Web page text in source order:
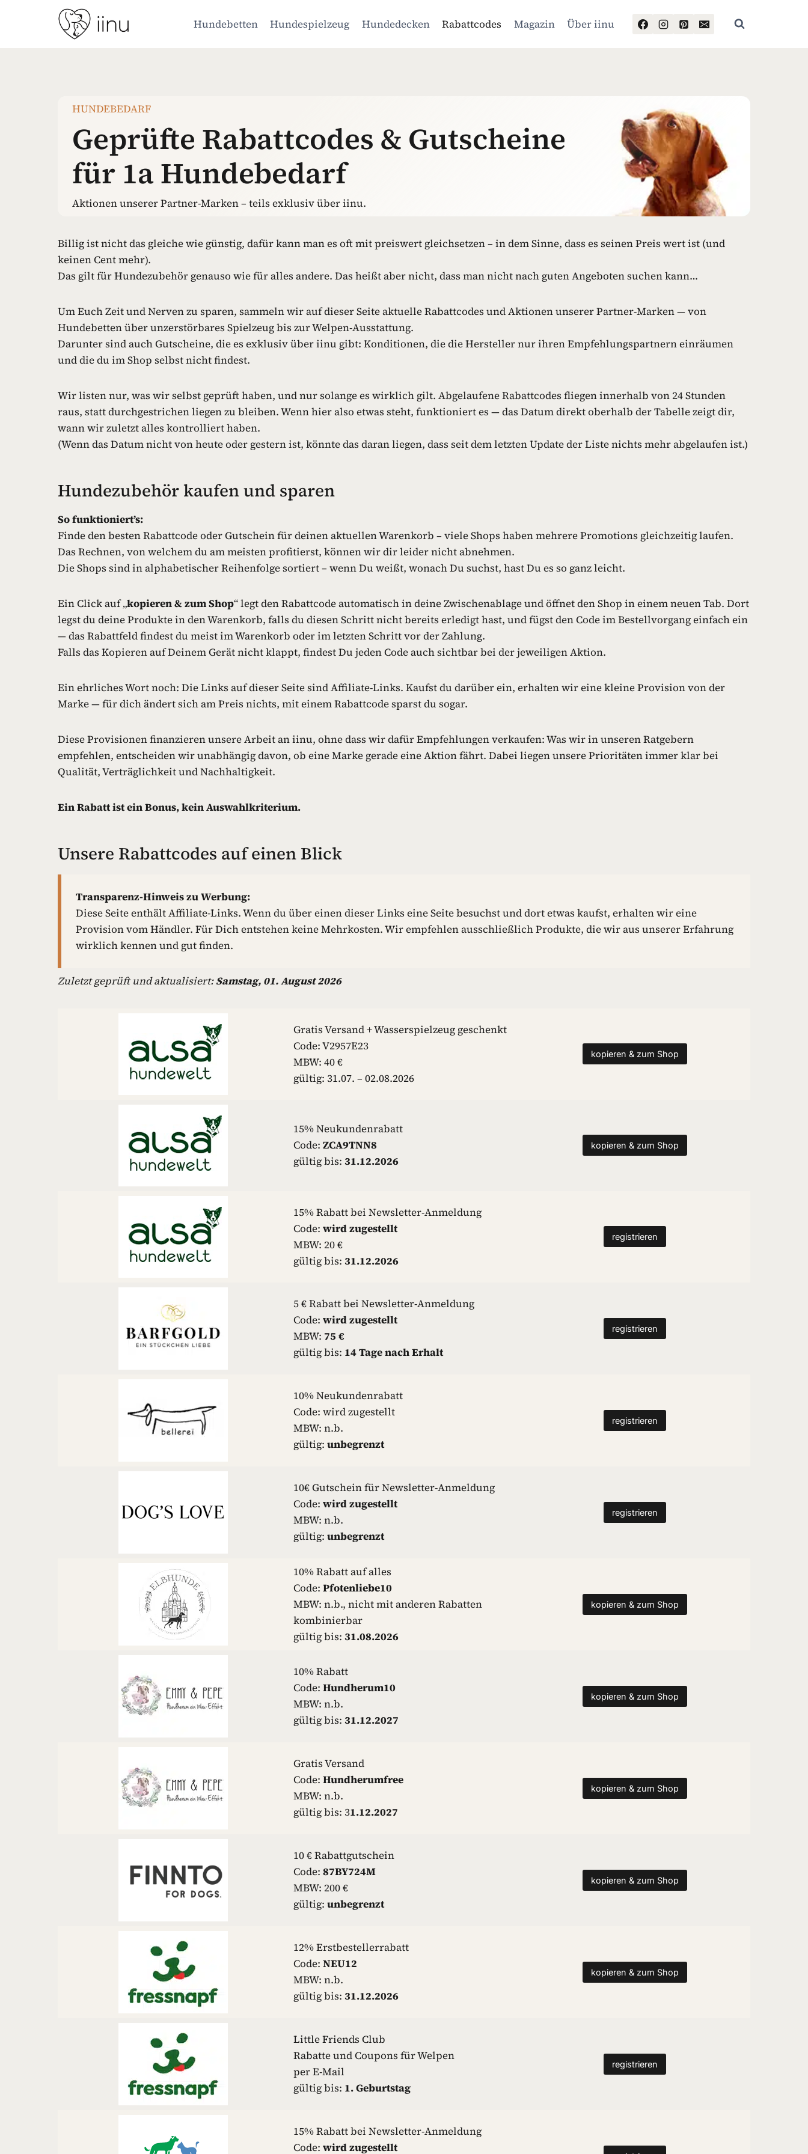
Hundebetten Hundespielzeug Hundedecken Rabattcodes Magazin Über iinu
HUNDEBEDARF
Geprüfte Rabattcodes & Gutscheine
für 1a Hundebedarf
Aktionen unserer Partner-Marken – teils exklusiv über iinu.
Billig ist nicht das gleiche wie günstig, dafür kann man es oft mit preiswert gleichsetzen – in dem Sinne, dass es seinen Preis wert ist (und
keinen Cent mehr).
Das gilt für Hundezubehör genauso wie für alles andere. Das heißt aber nicht, dass man nicht nach guten Angeboten suchen kann…
Um Euch Zeit und Nerven zu sparen, sammeln wir auf dieser Seite aktuelle Rabattcodes und Aktionen unserer Partner-Marken — von
Hundebetten über unzerstörbares Spielzeug bis zur Welpen-Ausstattung.
Darunter sind auch Gutscheine, die es exklusiv über iinu gibt: Konditionen, die die Hersteller nur ihren Empfehlungspartnern einräumen
und die du im Shop selbst nicht findest.
Wir listen nur, was wir selbst geprüft haben, und nur solange es wirklich gilt. Abgelaufene Rabattcodes fliegen innerhalb von 24 Stunden
raus, statt durchgestrichen liegen zu bleiben. Wenn hier also etwas steht, funktioniert es — das Datum direkt oberhalb der Tabelle zeigt dir,
wann wir zuletzt alles kontrolliert haben.
(Wenn das Datum nicht von heute oder gestern ist, könnte das daran liegen, dass seit dem letzten Update der Liste nichts mehr abgelaufen ist.)
Hundezubehör kaufen und sparen
So funktioniert’s:
Finde den besten Rabattcode oder Gutschein für deinen aktuellen Warenkorb – viele Shops haben mehrere Promotions gleichzeitig laufen.
Das Rechnen, von welchem du am meisten profitierst, können wir dir leider nicht abnehmen.
Die Shops sind in alphabetischer Reihenfolge sortiert – wenn Du weißt, wonach Du suchst, hast Du es so ganz leicht.
Ein Click auf „kopieren & zum Shop“ legt den Rabattcode automatisch in deine Zwischenablage und öffnet den Shop in einem neuen Tab. Dort
legst du deine Produkte in den Warenkorb, falls du diesen Schritt nicht bereits erledigt hast, und fügst den Code im Bestellvorgang einfach ein
— das Rabattfeld findest du meist im Warenkorb oder im letzten Schritt vor der Zahlung.
Falls das Kopieren auf Deinem Gerät nicht klappt, findest Du jeden Code auch sichtbar bei der jeweiligen Aktion.
Ein ehrliches Wort noch: Die Links auf dieser Seite sind Affiliate-Links. Kaufst du darüber ein, erhalten wir eine kleine Provision von der
Marke — für dich ändert sich am Preis nichts, mit einem Rabattcode sparst du sogar.
Diese Provisionen finanzieren unsere Arbeit an iinu, ohne dass wir dafür Empfehlungen verkaufen: Was wir in unseren Ratgebern
empfehlen, entscheiden wir unabhängig davon, ob eine Marke gerade eine Aktion fährt. Dabei liegen unsere Prioritäten immer klar bei
Qualität, Verträglichkeit und Nachhaltigkeit.
EinRabatt ist ein Bonus, kein Auswahlkriterium.
Unsere Rabattcodes auf einen Blick
Transparenz-Hinweis zu Werbung:
Diese Seite enthält Affiliate-Links. Wenn du über einen dieser Links eine Seite besuchst und dort etwas kaufst, erhalten wir eine
Provision vom Händler. Für Dich entstehen keine Mehrkosten. Wir empfehlen ausschließlich Produkte, die wir aus unserer Erfahrung
wirklich kennen und gut finden.
Zuletzt geprüft und aktualisiert:Samstag, 01. August 2026
Gratis Versand + Wasserspielzeug geschenkt
Code: V2957E23
MBW: 40 €
gültig: 31.07. – 02.08.2026
kopieren & zum Shop
15% Neukundenrabatt
Code: ZCA9TNN8
gültig bis: 31.12.2026
kopieren & zum Shop
15% Rabatt bei Newsletter-Anmeldung
Code: wird zugestellt
MBW: 20 €
gültig bis: 31.12.2026
registrieren
5 € Rabatt bei Newsletter-Anmeldung
Code: wird zugestellt
MBW: 75 €
gültig bis: 14 Tage nach Erhalt
registrieren
10% Neukundenrabatt
Code: wird zugestellt
MBW: n.b.
gültig: unbegrenzt
registrieren
10€ Gutschein für Newsletter-Anmeldung
Code: wird zugestellt
MBW: n.b.
gültig: unbegrenzt
registrieren
10% Rabatt auf alles
Code: Pfotenliebe10
MBW: n.b., nicht mit anderen Rabatten
kombinierbar
gültig bis: 31.08.2026
kopieren & zum Shop
10% Rabatt
Code: Hundherum10
MBW: n.b.
gültig bis: 31.12.2027
kopieren & zum Shop
Gratis Versand
Code: Hundherumfree
MBW: n.b.
gültig bis: 31.12.2027
kopieren & zum Shop
10 € Rabattgutschein
Code: 87BY724M
MBW: 200 €
gültig: unbegrenzt
kopieren & zum Shop
12% Erstbestellerrabatt
Code: NEU12
MBW: n.b.
gültig bis: 31.12.2026
kopieren & zum Shop
Little Friends Club
Rabatte und Coupons für Welpen
per E-Mail
gültig bis: 1. Geburtstag
registrieren
15% Rabatt bei Newsletter-Anmeldung
Code: wird zugestellt